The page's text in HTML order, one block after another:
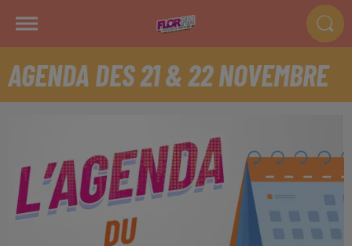
AGENDA DES 21 & 22 NOVEMBRE